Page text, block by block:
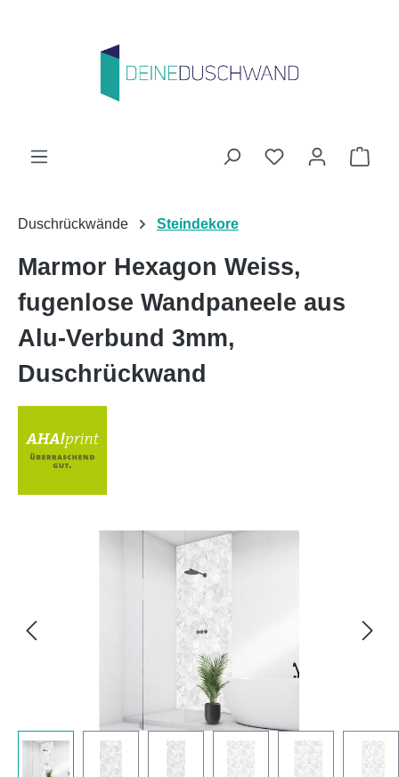
Du hast 0
Duschrückwände Steindekore
Marmor Hexagon Weiss,
fugenlose Wandpaneele aus
Alu-Verbund 3mm,
Duschrückwand